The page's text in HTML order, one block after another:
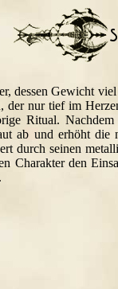
dessen Gewicht
der nur tief im
Ritual.
ab und erhöht die
durch seinen
Charakter den